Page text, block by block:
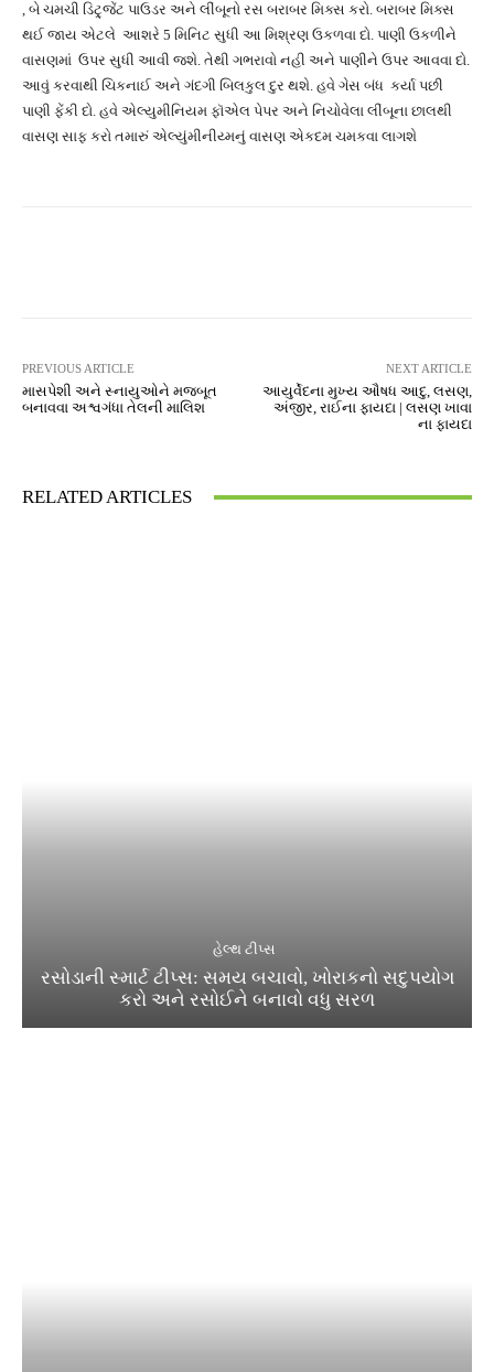
, બે ચમચી ડિટ્ર્જેંટ પાઉડર અને લીંબૂનો રસ બરાબર મિક્સ કરો. બરાબર મિક્સ
થઈ જાય એટલે આશરે 5 મિનિટ સુધી આ મિશ્રણ ઉકળવા દો. પાણી ઉકળીને
વાસણમાં ઉપર સુધી આવી જશે. તેથી ગભરાવો નહી અને પાણીને ઉપર આવવા દો.
આવું કરવાથી ચિકનાઈ અને ગંદગી બિલકુલ દુર થશે. હવે ગેસ બંધ કર્યા પછી
પાણી ફેંકી દો. હવે એલ્યુમીનિયમ ફૉએલ પેપર અને નિચોવેલા લીંબૂના છાલથી
વાસણ સાફ કરો તમારું એલ્યુંમીનીય્મનું વાસણ એકદમ ચમકવા લાગશે
PREVIOUS ARTICLE
માસપેશી અને સ્નાયુઓને મજબૂત
બનાવવા અશ્વગંધા તેલની માલિશ
NEXT ARTICLE
આયુર્વેદના મુખ્ય ઔષધ આદુ, લસણ,
અંજીર, રાઈના ફાયદા | લસણ ખાવા
ના ફાયદા
RELATED ARTICLES
હેલ્થ ટીપ્સ
રસોડાની સ્માર્ટ ટીપ્સ: સમય બચાવો, ખોરાકનો સદુપયોગ
કરો અને રસોઈને બનાવો વધુ સરળ